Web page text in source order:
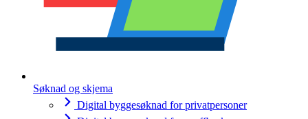
Søknad og skjema
Digital byggesøknad for privatpersoner